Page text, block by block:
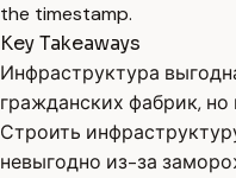
the timestamp.
Key Takeaways
Инфраструктура
гражданских фабрик, но
Строить
невыгодно из-за